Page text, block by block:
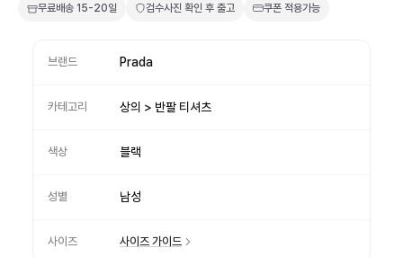
무료배송 15-20일 검수사진 확인 후 출고 쿠폰 적용가능
브랜드 Prada
카테고리 상의 > 반팔 티셔츠
색상 블랙
성별 남성
사이즈 사이즈 가이드